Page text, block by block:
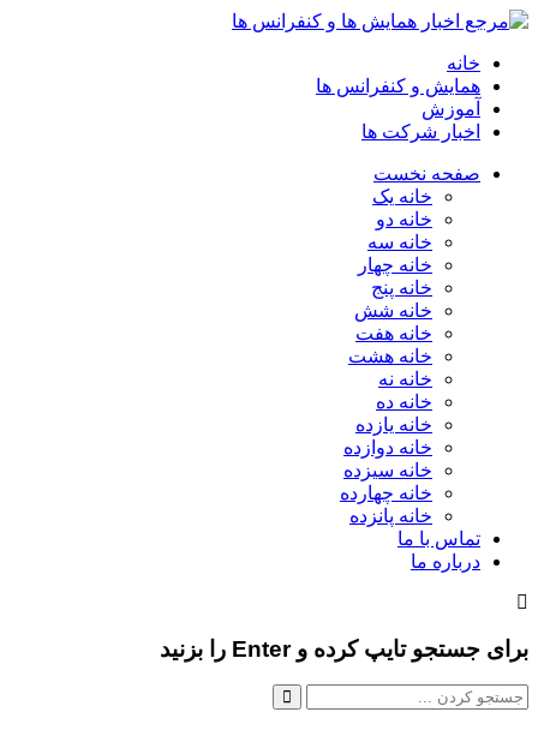
خانه
همایش و کنفرانس ها
آموزش
اخبار شرکت ها
صفحه نخست
خانه یک
خانه دو
خانه سه
خانه چهار
خانه پنج
خانه شش
خانه هفت
خانه هشت
خانه نه
خانه ده
خانه یازده
خانه دوازده
خانه سیزده
خانه چهارده
خانه پانزده
تماس با ما
درباره ما
برای جستجو تایپ کرده و Enter را بزنید